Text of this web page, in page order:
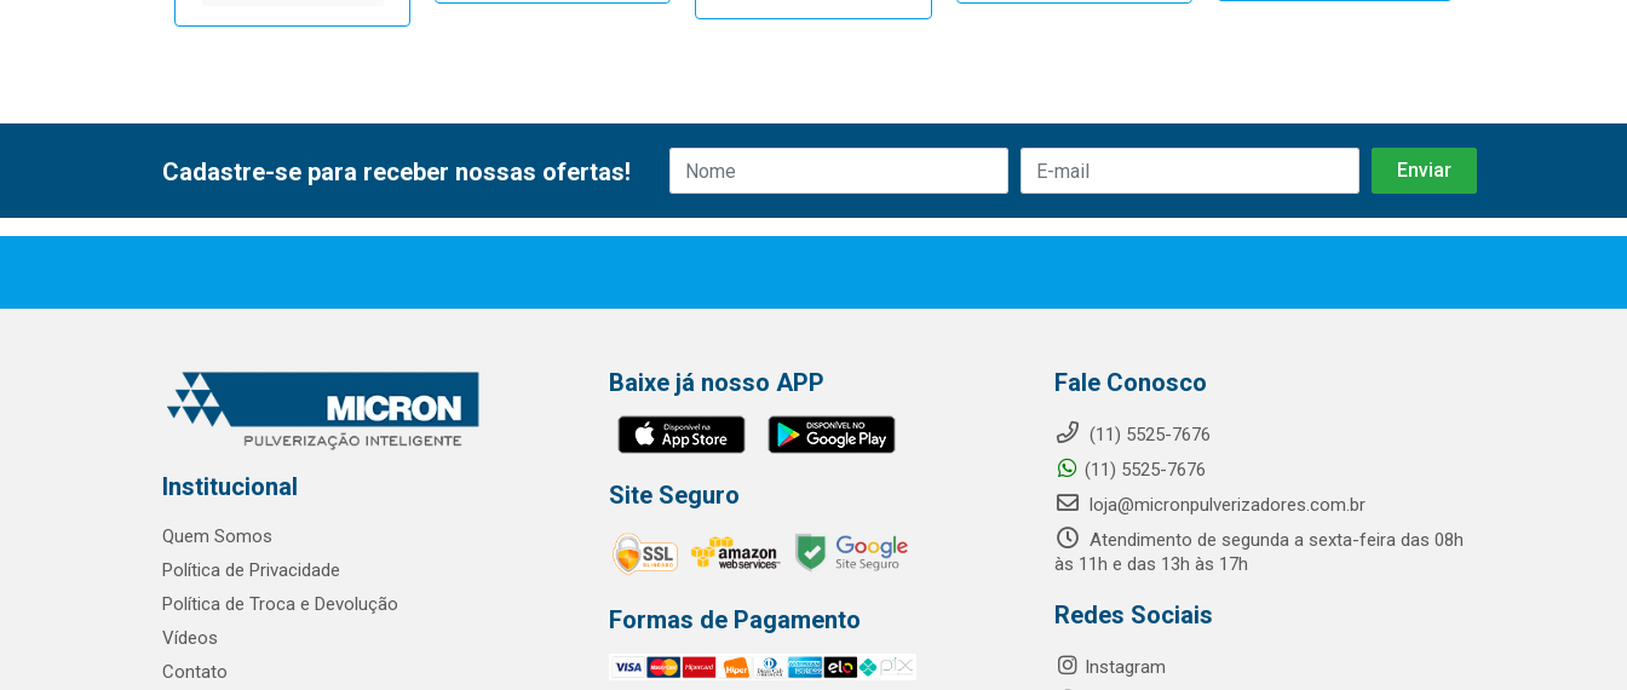
Cadastre-se para receber nossas ofertas!
Institucional
Quem Somos
Política de Privacidade
Política de Troca e Devolução
Vídeos
Contato
Baixe já nosso APP
Site Seguro
Formas de Pagamento
Fale Conosco
(11) 5525-7676
(11) 5525-7676
loja@micronpulverizadores.com.br
Atendimento de segunda a sexta-feira das 08h
às 11h e das 13h às 17h
Redes Sociais
Instagram